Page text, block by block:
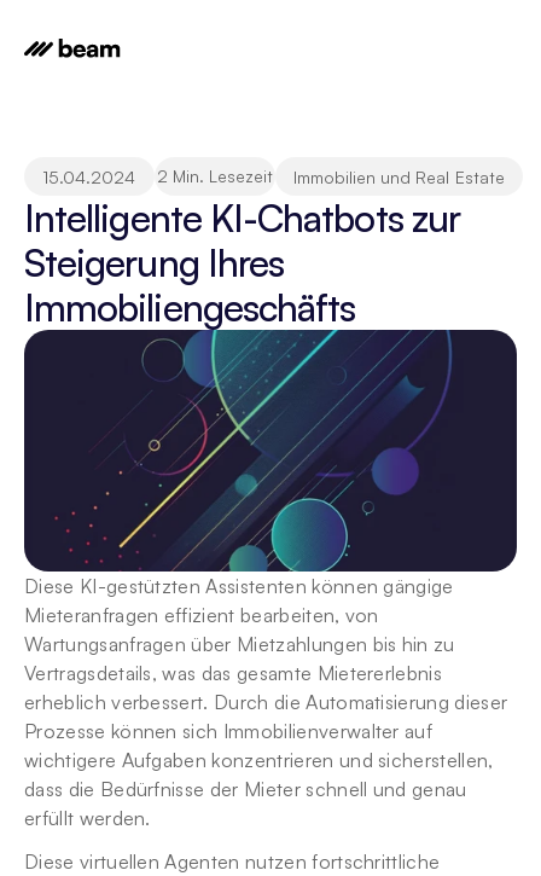
15.04.2024 2 Min. Lesezeit Immobilien und Real Estate
Intelligente KI-Chatbots zur
Steigerung Ihres
Immobiliengeschäfts
Diese KI-gestützten Assistenten können gängige
Mieteranfragen effizient bearbeiten, von
Wartungsanfragen über Mietzahlungen bis hin zu
Vertragsdetails, was das gesamte Mietererlebnis
erheblich verbessert. Durch die Automatisierung dieser
Prozesse können sich Immobilienverwalter auf
wichtigere Aufgaben konzentrieren und sicherstellen,
dass die Bedürfnisse der Mieter schnell und genau
erfüllt werden.
Diese virtuellen Agenten nutzen fortschrittliche